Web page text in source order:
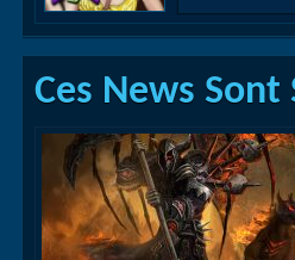
Ces News